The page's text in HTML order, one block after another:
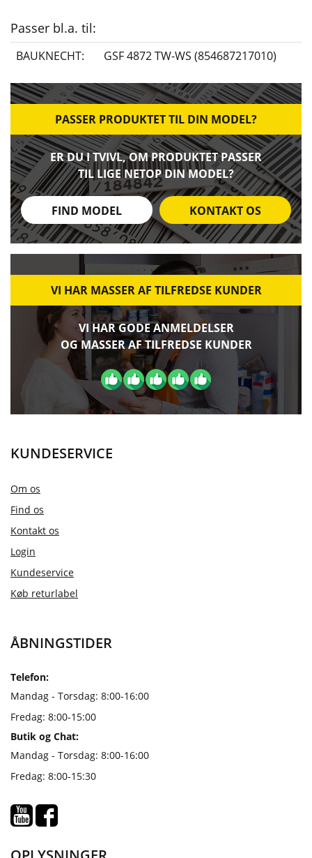
Passer bl.a. til:
BAUKNECHT: GSF 4872 TW-WS (854687217010)
PASSER PRODUKTET TIL DIN MODEL?
ER DU I TVIVL, OM PRODUKTET PASSER
TIL LIGE NETOP DIN MODEL?
FIND MODEL KONTAKT OS
VI HAR MASSER AF TILFREDSE KUNDER
VI HAR GODE ANMELDELSER
OG MASSER AF TILFREDSE KUNDER
KUNDESERVICE
Om os
Find os
Kontakt os
Login
Kundeservice
Køb returlabel
ÅBNINGSTIDER
Telefon:
Mandag - Torsdag: 8:00-16:00
Fredag: 8:00-15:00
Butik og Chat:
Mandag - Torsdag: 8:00-16:00
Fredag: 8:00-15:30